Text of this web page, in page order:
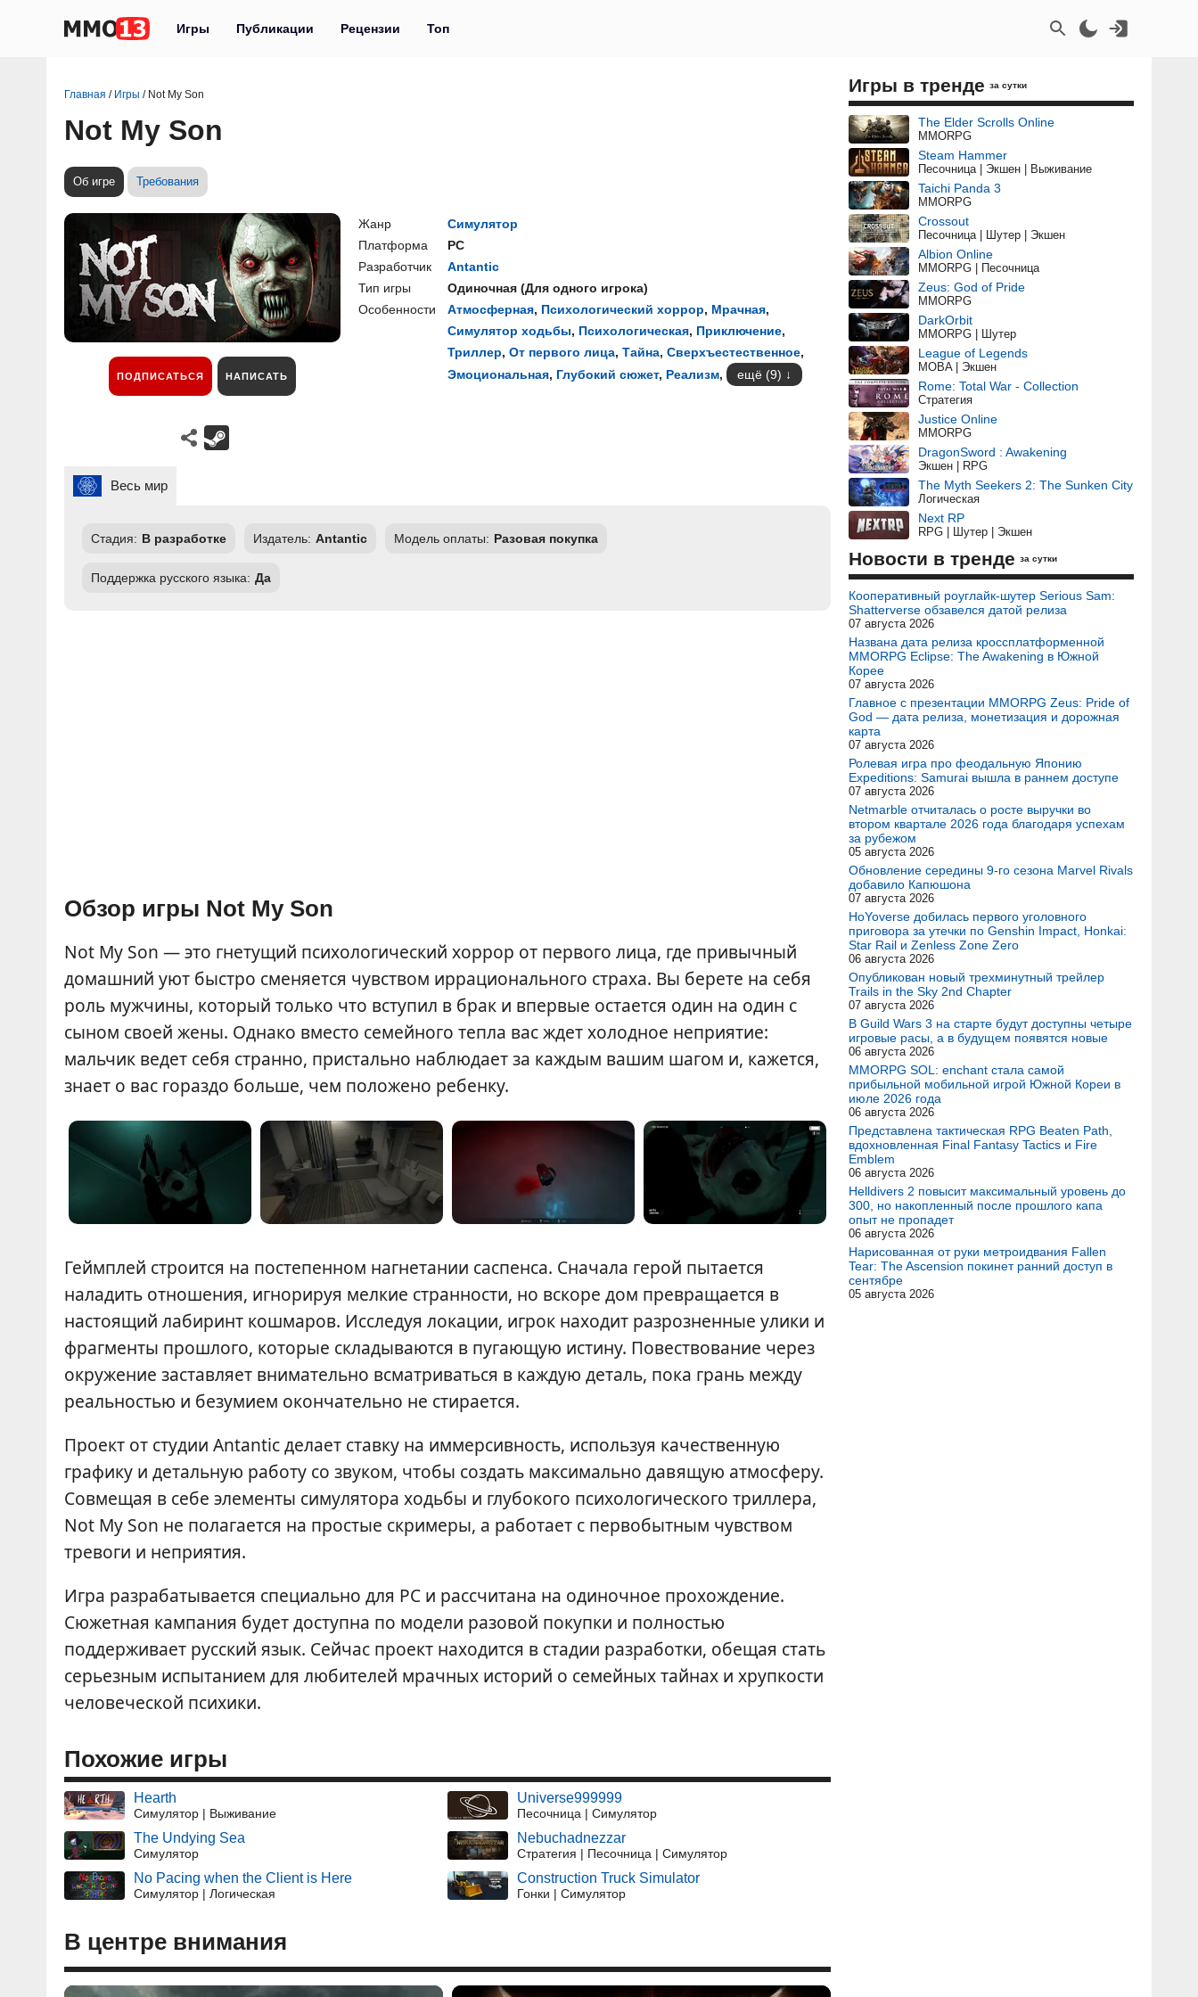
Игры Публикации Рецензии Топ
Главная / Игры / Not My Son
Not My Son
Об игре Требования
ПОДПИСАТЬСЯ НАПИСАТЬ
Жанр
Симулятор
Платформа
PC
Разработчик
Antantic
Тип игры
Одиночная (Для одного игрока)
Особенности
Атмосферная, Психологический хоррор, Мрачная,
Симулятор ходьбы, Психологическая, Приключение,
Триллер, От первого лица, Тайна, Сверхъестественное,
Эмоциональная, Глубокий сюжет, Реализм, ещё (9)
Весь мир
Стадия: В разработке Издатель: Antantic Модель оплаты: Разовая покупка
Поддержка русского языка: Да
Обзор игры Not My Son
Not My Son — это гнетущий психологический хоррор от первого лица, где привычный
домашний уют быстро сменяется чувством иррационального страха. Вы берете на себя
роль мужчины, который только что вступил в брак и впервые остается один на один с
сыном своей жены. Однако вместо семейного тепла вас ждет холодное неприятие:
мальчик ведет себя странно, пристально наблюдает за каждым вашим шагом и, кажется,
знает о вас гораздо больше, чем положено ребенку.
Геймплей строится на постепенном нагнетании саспенса. Сначала герой пытается
наладить отношения, игнорируя мелкие странности, но вскоре дом превращается в
настоящий лабиринт кошмаров. Исследуя локации, игрок находит разрозненные улики и
фрагменты прошлого, которые складываются в пугающую истину. Повествование через
окружение заставляет внимательно всматриваться в каждую деталь, пока грань между
реальностью и безумием окончательно не стирается.
Проект от студии Antantic делает ставку на иммерсивность, используя качественную
графику и детальную работу со звуком, чтобы создать максимально давящую атмосферу.
Совмещая в себе элементы симулятора ходьбы и глубокого психологического триллера,
Not My Son не полагается на простые скримеры, а работает с первобытным чувством
тревоги и неприятия.
Игра разрабатывается специально для PC и рассчитана на одиночное прохождение.
Сюжетная кампания будет доступна по модели разовой покупки и полностью
поддерживает русский язык. Сейчас проект находится в стадии разработки, обещая стать
серьезным испытанием для любителей мрачных историй о семейных тайнах и хрупкости
человеческой психики.
Похожие игры
Hearth
Симулятор | Выживание
The Undying Sea
Симулятор
No Pacing when the Client is Here
Симулятор | Логическая
Universe999999
Песочница | Симулятор
Nebuchadnezzar
Стратегия | Песочница | Симулятор
Construction Truck Simulator
Гонки | Симулятор
В центре внимания
Игры в тренде за сутки
The Elder Scrolls Online
MMORPG
Steam Hammer
Песочница | Экшен | Выживание
Taichi Panda 3
MMORPG
Crossout
Песочница | Шутер | Экшен
Albion Online
MMORPG | Песочница
Zeus: God of Pride
MMORPG
DarkOrbit
MMORPG | Шутер
League of Legends
MOBA | Экшен
Rome: Total War - Collection
Стратегия
Justice Online
MMORPG
DragonSword : Awakening
Экшен | RPG
The Myth Seekers 2: The Sunken City
Логическая
Next RP
RPG | Шутер | Экшен
Новости в тренде за сутки
Кооперативный роуглайк-шутер Serious Sam:
Shatterverse обзавелся датой релиза
07 августа 2026
Названа дата релиза кроссплатформенной
MMORPG Eclipse: The Awakening в Южной
Корее
07 августа 2026
Главное с презентации MMORPG Zeus: Pride of
God — дата релиза, монетизация и дорожная
карта
07 августа 2026
Ролевая игра про феодальную Японию
Expeditions: Samurai вышла в раннем доступе
07 августа 2026
Netmarble отчиталась о росте выручки во
втором квартале 2026 года благодаря успехам
за рубежом
05 августа 2026
Обновление середины 9-го сезона Marvel Rivals
добавило Капюшона
07 августа 2026
HoYoverse добилась первого уголовного
приговора за утечки по Genshin Impact, Honkai:
Star Rail и Zenless Zone Zero
06 августа 2026
Опубликован новый трехминутный трейлер
Trails in the Sky 2nd Chapter
07 августа 2026
В Guild Wars 3 на старте будут доступны четыре
игровые расы, а в будущем появятся новые
06 августа 2026
MMORPG SOL: enchant стала самой
прибыльной мобильной игрой Южной Кореи в
июле 2026 года
06 августа 2026
Представлена тактическая RPG Beaten Path,
вдохновленная Final Fantasy Tactics и Fire
Emblem
06 августа 2026
Helldivers 2 повысит максимальный уровень до
300, но накопленный после прошлого капа
опыт не пропадет
06 августа 2026
Нарисованная от руки метроидвания Fallen
Tear: The Ascension покинет ранний доступ в
сентябре
05 августа 2026